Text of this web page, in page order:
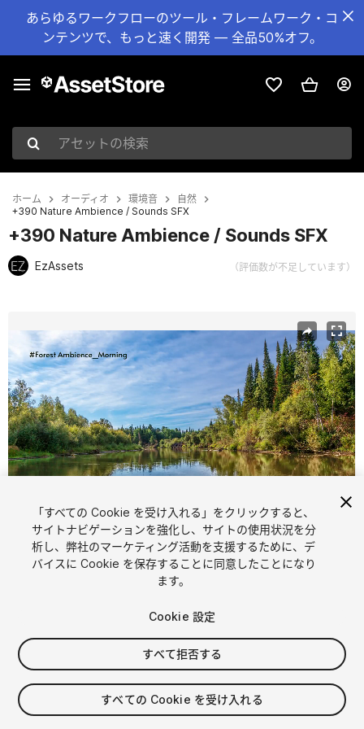
あらゆるワークフローのツール・フレームワーク・コ
ンテンツで、もっと速く開発 — 全品50%オフ。
アセットの検索
ホーム オーディオ 環境音
自然
+390 Nature Ambience / Sounds SFX
+390 Nature Ambience / Sounds SFX
EzAssets （評価数が不足しています）
1 /2
$25
消費税は決済時に計算されます
「すべての Cookie を受け入れる」をクリックすると、
サイトナビゲーションを強化し、サイトの使用状況を分
析し、弊社のマーケティング活動を支援するために、デ
バイスに Cookie を保存することに同意したことになり
ます。
Cookie 設定
すべて拒否する
すべての Cookie を受け入れる